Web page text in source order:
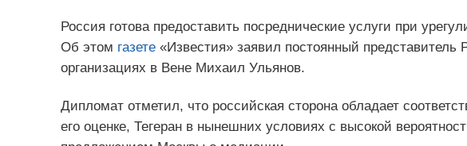
Россия готова предоставить посреднические услуги при
Об этом газете«Известия» заявил постоянный
организациях в Вене Михаил Ульянов.
Дипломат отметил, что российская сторона обладает
его оценке, Тегеран в нынешних условиях с высокой